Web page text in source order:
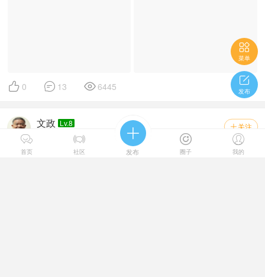
 0  13  6445
 关注
文政 Lv.8
2020-8-15 20:20
成都工业大学九洲湖中鲤鱼戏荷，自2016年近几年来已经成

菜单

发布

首页

社区

发布

圈子

我的